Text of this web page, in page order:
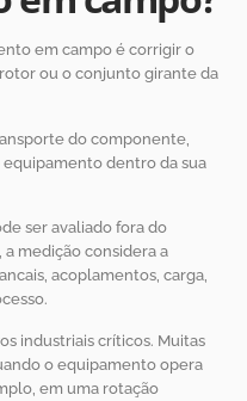
em campo é corrigir o
ou o conjunto girante da
do componente,
dentro da sua
ser avaliado fora do
medição considera a
acoplamentos, carga,
industriais críticos. Muitas
o equipamento opera
em uma rotação